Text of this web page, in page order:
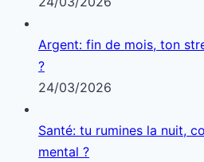
Argent: fin de mois, ton
?
24/03/2026
Santé: tu rumines la nuit,
mental ?